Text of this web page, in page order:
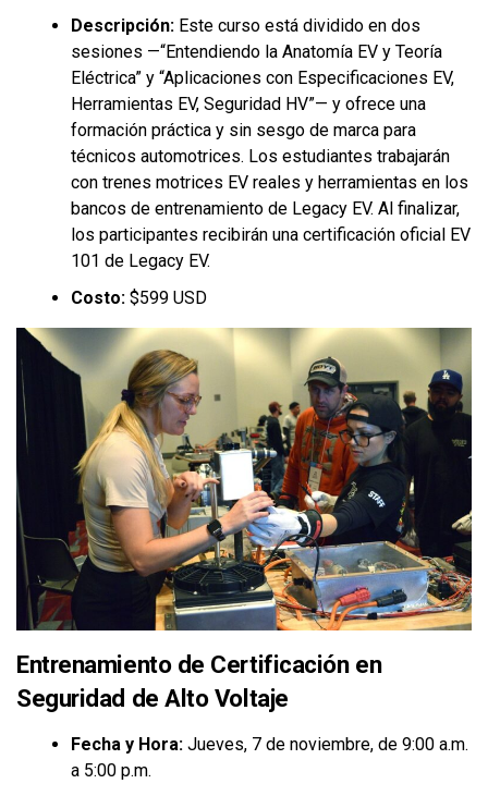
Descripción: Este curso está dividido en dos
sesiones —“Entendiendo la Anatomía EV y Teoría
Eléctrica” y “Aplicaciones con Especificaciones EV,
Herramientas EV, Seguridad HV”— y ofrece una
formación práctica y sin sesgo de marca para
técnicos automotrices. Los estudiantes trabajarán
con trenes motrices EV reales y herramientas en los
bancos de entrenamiento de Legacy EV. Al finalizar,
los participantes recibirán una certificación oficial EV
101 de Legacy EV.
Costo: $599 USD
Entrenamiento de Certificación en
Seguridad de Alto Voltaje
Fecha y Hora: Jueves, 7 de noviembre, de 9:00 a.m.
a 5:00 p.m.